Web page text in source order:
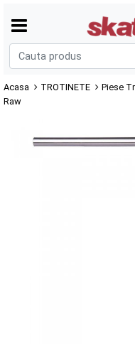
Acasa TROTINETE Piese
Raw